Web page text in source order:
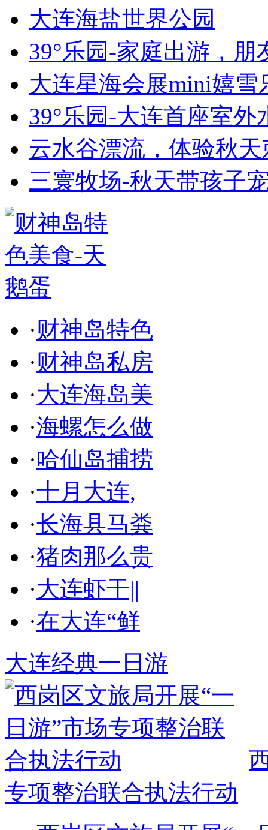
大连海盐世界公园
39°乐园-家庭出游，朋
大连星海会展mini嬉雪
39°乐园-大连首座室外
云水谷漂流，体验秋
三寰牧场-秋天带孩子
·财神岛特色
·财神岛私房
·大连海岛美
·海螺怎么做
·哈仙岛捕捞
·十月大连,
·长海县马粪
·猪肉那么贵
·大连虾干||
·在大连“鲜
大连经典一日游
专项整治联合执法行动